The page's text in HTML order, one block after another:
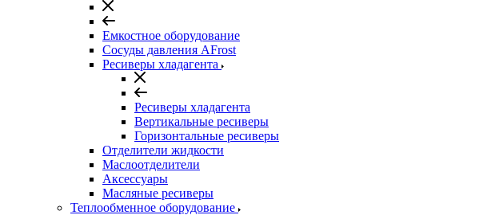
Емкостное оборудование
Сосуды давления AFrost
Ресиверы хладагента
Ресиверы хладагента
Вертикальные ресиверы
Горизонтальные ресиверы
Отделители жидкости
Маслоотделители
Аксессуары
Масляные ресиверы
Теплообменное оборудование